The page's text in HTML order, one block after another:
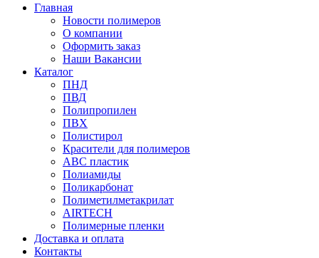
Главная
Новости полимеров
О компании
Оформить заказ
Наши Вакансии
Каталог
ПНД
ПВД
Полипропилен
ПВХ
Полистирол
Красители для полимеров
АВС пластик
Полиамиды
Поликарбонат
Полиметилметакрилат
AIRTECH
Полимерные пленки
Доставка и оплата
Контакты